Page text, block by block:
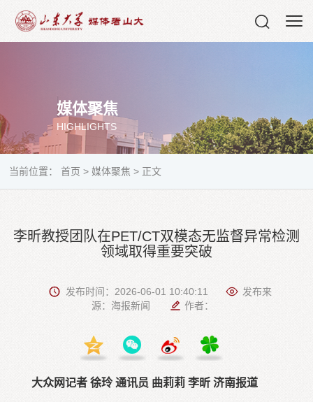
媒体聚焦
HIGHLIGHTS
当前位置：首页 > 媒体聚焦 > 正文
李昕教授团队在PET/CT双模态无监督异常检测
领域取得重要突破
发布时间：2026-06-01 10:40:11
发布来
源：海报新闻
作者：
大众网记者 徐玲 通讯员 曲莉莉 李昕 济南报道